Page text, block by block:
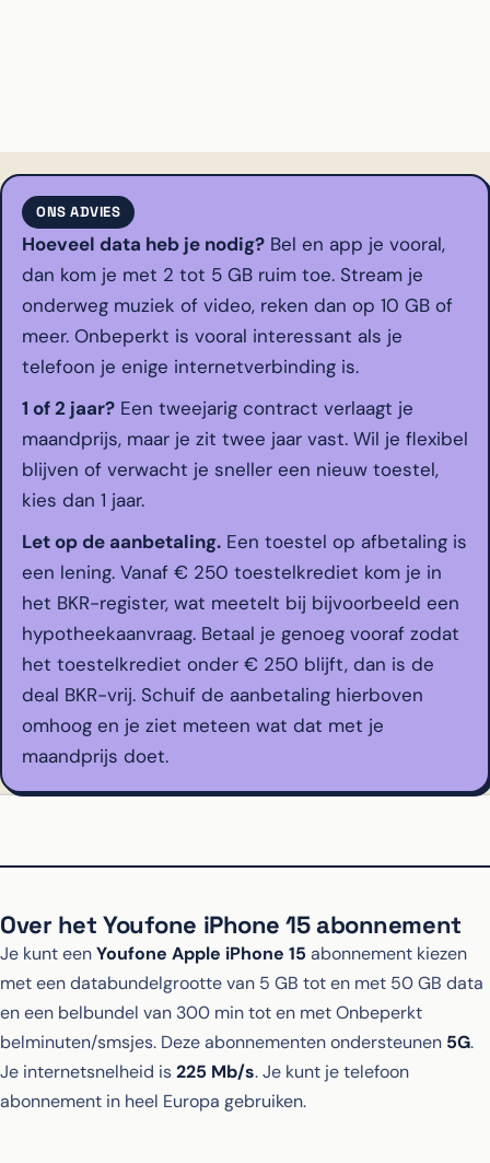
ONS ADVIES
Hoeveel data heb je nodig? Bel en app je vooral,
dan kom je met 2 tot 5 GB ruim toe. Stream je
onderweg muziek of video, reken dan op 10 GB of
meer. Onbeperkt is vooral interessant als je
telefoon je enige internetverbinding is.
1 of 2 jaar? Een tweejarig contract verlaagt je
maandprijs, maar je zit twee jaar vast. Wil je flexibel
blijven of verwacht je sneller een nieuw toestel,
kies dan 1 jaar.
Let op de aanbetaling. Een toestel op afbetaling is
een lening. Vanaf € 250 toestelkrediet kom je in
het BKR-register, wat meetelt bij bijvoorbeeld een
hypotheekaanvraag. Betaal je genoeg vooraf zodat
het toestelkrediet onder € 250 blijft, dan is de
deal BKR-vrij. Schuif de aanbetaling hierboven
omhoog en je ziet meteen wat dat met je
maandprijs doet.
Over het Youfone iPhone 15 abonnement
Je kunt eenYoufone Apple iPhone 15 abonnement kiezen
met een databundelgrootte van 5 GB tot en met 50 GB data
en een belbundel van 300 min tot en met Onbeperkt
belminuten/smsjes. Deze abonnementen ondersteunen 5G.
Je internetsnelheid is225 Mb/s. Je kunt je telefoon
abonnement in heel Europa gebruiken.